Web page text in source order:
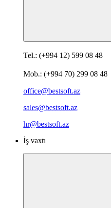
Tel.: (+994 12) 599 08 48
Mob.: (+994 70) 299 08 48
office@bestsoft.az
sales@bestsoft.az
hr@bestsoft.az
İş vaxtı